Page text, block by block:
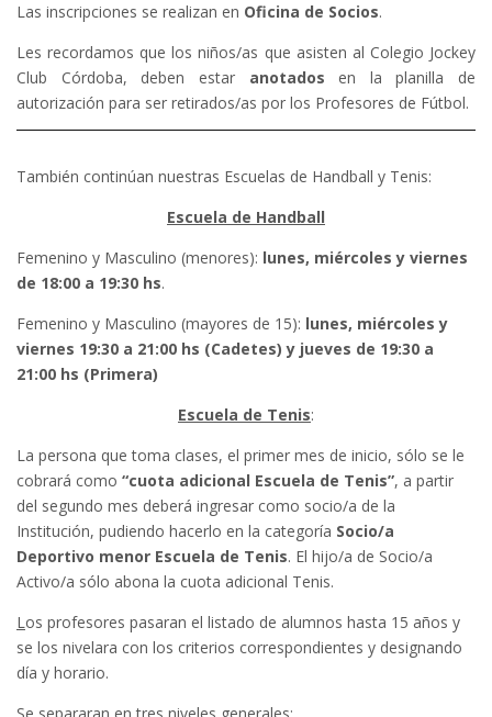
Las inscripciones se realizan en Oficina de Socios.
Les recordamos que los niños/as que asisten al Colegio Jockey
Club Córdoba, deben estaranotados en la planilla de
autorización para ser retirados/as por los Profesores de Fútbol.
También continúan nuestras Escuelas de Handball y Tenis:
Escuela de Handball
Femenino y Masculino (menores): lunes, miércoles y viernes
de 18:00 a 19:30 hs.
Femenino y Masculino (mayores de 15): lunes, miércoles y
viernes 19:30 a 21:00 hs (Cadetes) y jueves de 19:30 a
21:00 hs (Primera)
Escuela de Tenis:
La persona que toma clases, el primer mes de inicio, sólo se le
cobrará como “cuota adicional Escuela de Tenis”, a partir
del segundo mes deberá ingresar como socio/a de la
Institución, pudiendo hacerlo en la categoría Socio/a
Deportivo menor Escuela de Tenis. El hijo/a de Socio/a
Activo/a sólo abona la cuota adicional Tenis.
Los profesores pasaran el listado de alumnos hasta 15 años y
se los nivelara con los criterios correspondientes y designando
día y horario.